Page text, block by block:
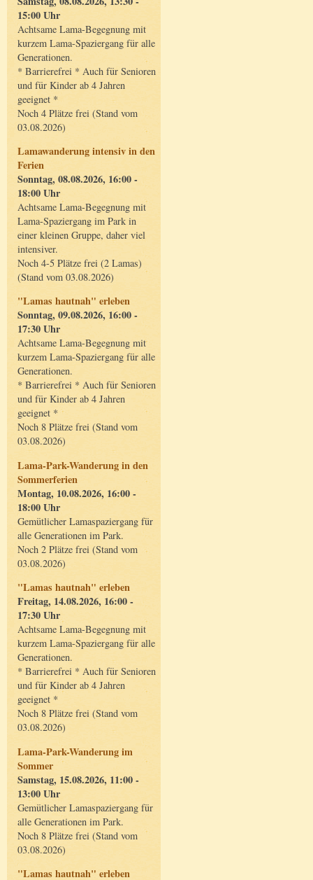
15:00 Uhr
Achtsame Lama-Begegnung mit
kurzem Lama-Spaziergang für alle
Generationen.
* Barrierefrei * Auch für Senioren
und für Kinder ab 4 Jahren
geeignet *
Noch 4 Plätze frei (Stand vom
03.08.2026)
Lamawanderung intensiv in den
Ferien
Sonntag, 08.08.2026, 16:00 -
18:00 Uhr
Achtsame Lama-Begegnung mit
Lama-Spaziergang im Park in
einer kleinen Gruppe, daher viel
intensiver.
Noch 4-5 Plätze frei (2 Lamas)
(Stand vom 03.08.2026)
"Lamas hautnah" erleben
Sonntag, 09.08.2026, 16:00 -
17:30 Uhr
Achtsame Lama-Begegnung mit
kurzem Lama-Spaziergang für alle
Generationen.
* Barrierefrei * Auch für Senioren
und für Kinder ab 4 Jahren
geeignet *
Noch 8 Plätze frei (Stand vom
03.08.2026)
Lama-Park-Wanderung in den
Sommerferien
Montag, 10.08.2026, 16:00 -
18:00 Uhr
Gemütlicher Lamaspaziergang für
alle Generationen im Park.
Noch 2 Plätze frei (Stand vom
03.08.2026)
"Lamas hautnah" erleben
Freitag, 14.08.2026, 16:00 -
17:30 Uhr
Achtsame Lama-Begegnung mit
kurzem Lama-Spaziergang für alle
Generationen.
* Barrierefrei * Auch für Senioren
und für Kinder ab 4 Jahren
geeignet *
Noch 8 Plätze frei (Stand vom
03.08.2026)
Lama-Park-Wanderung im
Sommer
Samstag, 15.08.2026, 11:00 -
13:00 Uhr
Gemütlicher Lamaspaziergang für
alle Generationen im Park.
Noch 8 Plätze frei (Stand vom
03.08.2026)
"Lamas hautnah" erleben